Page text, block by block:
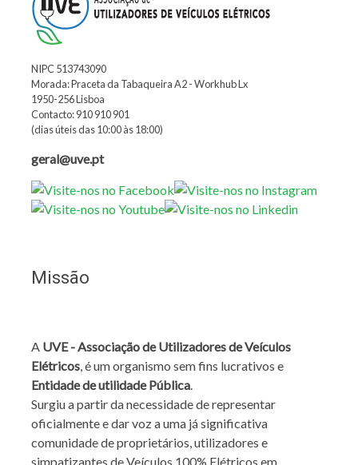
NIPC 513743090
Morada: Praceta da Tabaqueira A2 - Workhub Lx
1950-256 Lisboa
Contacto: 910 910 901
(dias úteis das 10:00 às 18:00)
geral@uve.pt
Missão
A UVE - Associação de Utilizadores de Veículos
Elétricos, é um organismo sem fins lucrativos e
Entidade de utilidade Pública.
Surgiu a partir da necessidade de representar
oficialmente e dar voz a uma já significativa
comunidade de proprietários, utilizadores e
simpatizantes de Veículos 100% Elétricos em